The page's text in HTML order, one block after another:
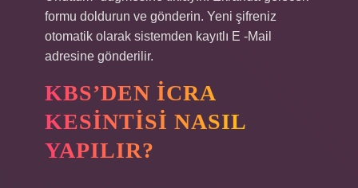
formu doldurun ve gönderin. Yeni şifreniz
otomatik olarak sistemden kayıtlı E -Mail
adresine gönderilir.
KBS’DEN ICRA
KESINTISI NASIL
YAPILIR?